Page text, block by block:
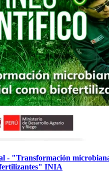
- "Transformación
INIA